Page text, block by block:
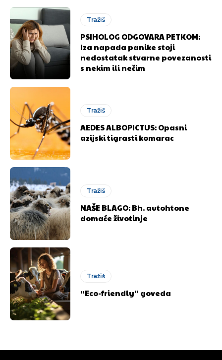
Pusti priču da živi!
Ovim putem želimo da vam se zahvalimo što ste
odlučili da pustite Vašu priču da živi, Redakcija
Objavi.ba
[wpuf_form id=”7463”]
Pusti priču da živi!
Ovim putem želimo da vam se zahvalimo što ste
odlučili da pustite Vašu priču da živi, Redakcija
Objavi.ba
[wpuf_form id=”7463”]
Tražiš
PSIHOLOG ODGOVARA PETKOM:
Iza napada panike stoji
nedostatak stvarne povezanosti
s nekim ili nečim
Tražiš
AEDES ALBOPICTUS: Opasni
azijski tigrasti komarac
Tražiš
NAŠE BLAGO: Bh. autohtone
domaće životinje
Tražiš
“Eco-friendly” goveda